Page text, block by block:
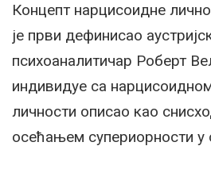
Концепт нарцисоидне
је први дефинисао
психоаналитичар Роберт
индивидуе са
личности описао као
осећањем супериорности у